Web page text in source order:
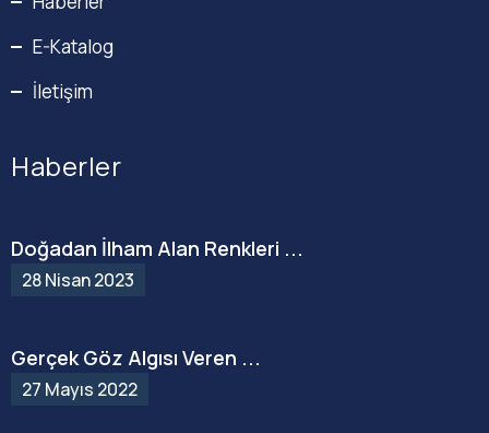
E-Katalog
İletişim
Haberler
Doğadan İlham Alan Renkleri ...
28 Nisan 2023
Gerçek Göz Algısı Veren ...
27 Mayıs 2022